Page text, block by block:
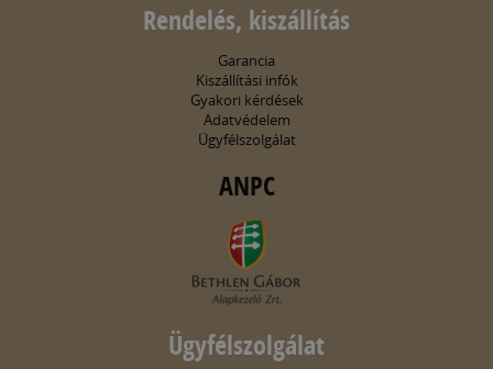
Rendelés, kiszállítás
Garancia
Kiszállítási infók
Gyakori kérdések
Adatvédelem
Ügyfélszolgálat
ANPC
Ügyfélszolgálat